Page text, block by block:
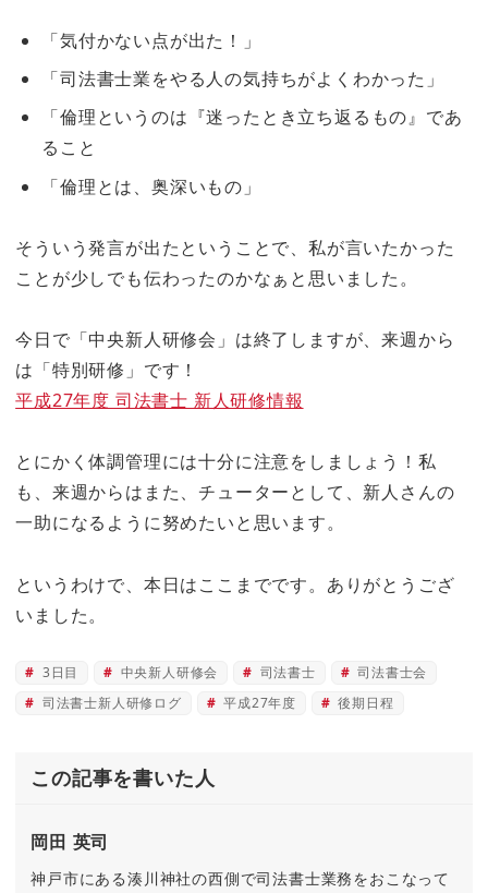
「気付かない点が出た！」
「司法書士業をやる人の気持ちがよくわかった」
「倫理というのは『迷ったとき立ち返るもの』であ
ること
「倫理とは、奥深いもの」
そういう発言が出たということで、私が言いたかった
ことが少しでも伝わったのかなぁと思いました。
今日で「中央新人研修会」は終了しますが、来週から
は「特別研修」です！
平成27年度 司法書士 新人研修情報
とにかく体調管理には十分に注意をしましょう！私
も、来週からはまた、チューターとして、新人さんの
一助になるように努めたいと思います。
というわけで、本日はここまでです。ありがとうござ
いました。
3日目 中央新人研修会 司法書士
司法書士会
司法書士新人研修ログ
平成27年度 後期日程
この記事を書いた人
岡田 英司
神戸市にある湊川神社の西側で司法書士業務をおこなって